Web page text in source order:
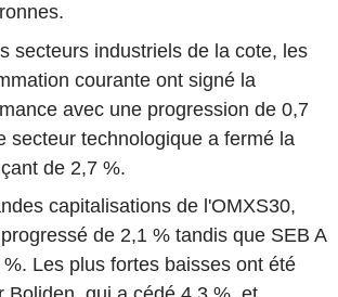
secteurs industriels de la cote, les
courante ont signé la
avec une progression de 0,7
secteur technologique a fermé la
de 2,7 %.
capitalisations de l'OMXS30,
de 2,1 % tandis que SEB A
Les plus fortes baisses ont été